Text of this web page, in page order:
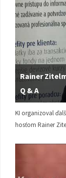
Rainer
Q & A
KI organizoval
hosťom Rainer